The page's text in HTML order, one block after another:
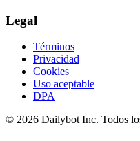
Legal
Términos
Privacidad
Cookies
Uso aceptable
DPA
© 2026 Dailybot Inc. Todos